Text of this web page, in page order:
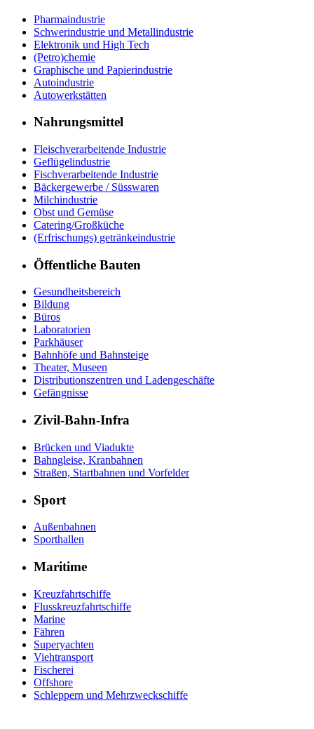
Pharmaindustrie
Schwerindustrie und Metallindustrie
Elektronik und High Tech
(Petro)chemie
Graphische und Papierindustrie
Autoindustrie
Autowerkstätten
Nahrungsmittel
Fleischverarbeitende Industrie
Geflügelindustrie
Fischverarbeitende Industrie
Bäckergewerbe / Süsswaren
Milchindustrie
Obst und Gemüse
Catering/Großküche
(Erfrischungs) getränkeindustrie
Öffentliche Bauten
Gesundheitsbereich
Bildung
Büros
Laboratorien
Parkhäuser
Bahnhöfe und Bahnsteige
Theater, Museen
Distributionszentren und Ladengeschäfte
Gefängnisse
Zivil-Bahn-Infra
Brücken und Viadukte
Bahngleise, Kranbahnen
Straßen, Startbahnen und Vorfelder
Sport
Außenbahnen
Sporthallen
Maritime
Kreuzfahrtschiffe
Flusskreuzfahrtschiffe
Marine
Fähren
Superyachten
Viehtransport
Fischerei
Offshore
Schleppern und Mehrzweckschiffe